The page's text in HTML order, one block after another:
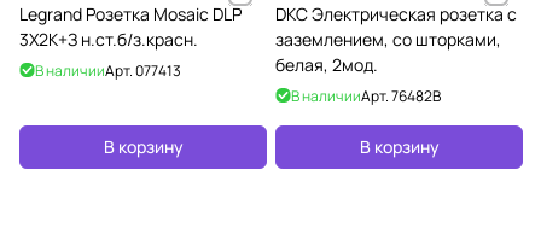
Legrand Розетка Mosaic DLP
3Х2К+З н.ст.б/з.красн.
В наличииАрт.077413
В корзину
DKC Электрическая розетка с
заземлением, со шторками,
белая, 2мод.
В наличииАрт.76482B
В корзину